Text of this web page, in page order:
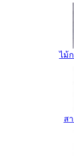
ไม้
ส